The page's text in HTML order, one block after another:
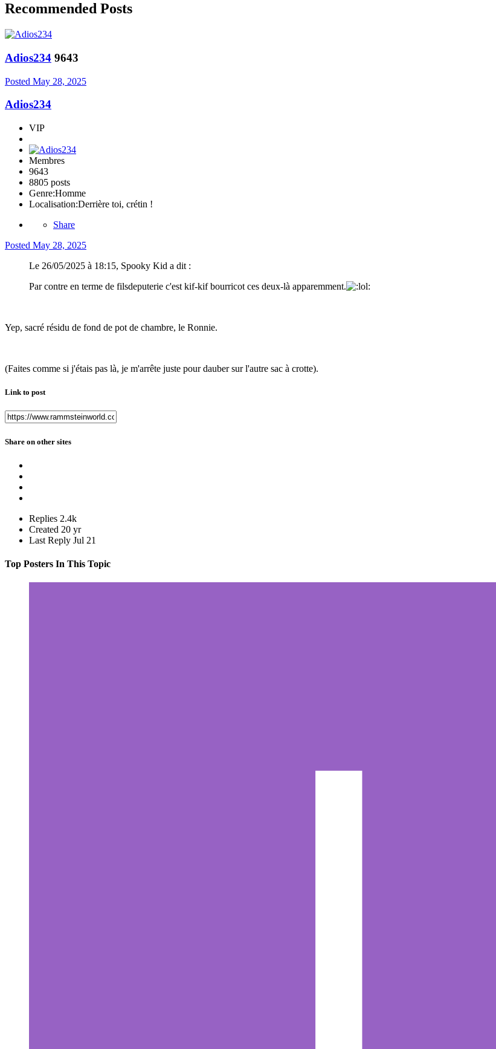
Recommended Posts
Adios234 9643
Posted May 28, 2025
Adios234
VIP
Membres
9643
8805 posts
Genre:Homme
Localisation:Derrière toi, crétin !
Share
Posted May 28, 2025
Le 26/05/2025 à 18:15, Spooky Kid a dit :
Par contre en terme de filsdeputerie c'est kif-kif bourricot ces deux-là apparemment.
Yep, sacré résidu de fond de pot de chambre, le Ronnie.
(Faites comme si j'étais pas là, je m'arrête juste pour dauber sur l'autre sac à crotte).
Link to post
Share on other sites
Replies 2.4k
Created 20 yr
Last Reply Jul 21
Top Posters In This Topic